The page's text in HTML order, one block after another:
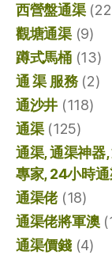
西營盤通渠
觀塘通渠(9)
蹲式馬桶(13)
通 渠 服務(2)
通沙井 (118)
通渠(125)
通渠, 通渠神器
專家, 24小時
通渠佬(18)
通渠佬將軍澳
通渠價錢(4)